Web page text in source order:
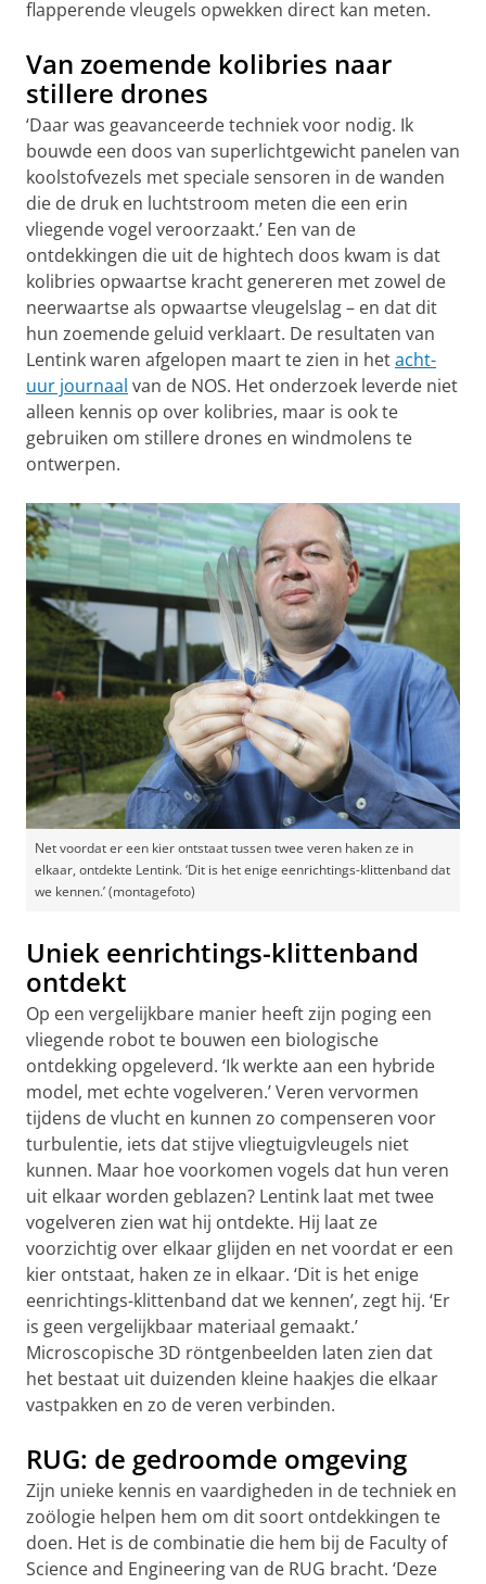
flapperende vleugels opwekken direct kan meten.
Van zoemende kolibries naar
stillere drones
‘Daar was geavanceerde techniek voor nodig. Ik
bouwde een doos van superlichtgewicht panelen van
koolstofvezels met speciale sensoren in de wanden
die de druk en luchtstroom meten die een erin
vliegende vogel veroorzaakt.’ Een van de
ontdekkingen die uit de hightech doos kwam is dat
kolibries opwaartse kracht genereren met zowel de
neerwaartse als opwaartse vleugelslag – en dat dit
hun zoemende geluid verklaart. De resultaten van
Lentink waren afgelopen maart te zien in hetacht-
uur journaal van de NOS. Het onderzoek leverde niet
alleen kennis op over kolibries, maar is ook te
gebruiken om stillere drones en windmolens te
ontwerpen.
Net voordat er een kier ontstaat tussen twee veren haken ze in
elkaar, ontdekte Lentink. ‘Dit is het enige eenrichtings-klittenband dat
we kennen.’ (montagefoto)
Uniek eenrichtings-klittenband
ontdekt
Op een vergelijkbare manier heeft zijn poging een
vliegende robot te bouwen een biologische
ontdekking opgeleverd. ‘Ik werkte aan een hybride
model, met echte vogelveren.’ Veren vervormen
tijdens de vlucht en kunnen zo compenseren voor
turbulentie, iets dat stijve vliegtuigvleugels niet
kunnen. Maar hoe voorkomen vogels dat hun veren
uit elkaar worden geblazen? Lentink laat met twee
vogelveren zien wat hij ontdekte. Hij laat ze
voorzichtig over elkaar glijden en net voordat er een
kier ontstaat, haken ze in elkaar. ‘Dit is het enige
eenrichtings-klittenband dat we kennen’, zegt hij. ‘Er
is geen vergelijkbaar materiaal gemaakt.’
Microscopische 3D röntgenbeelden laten zien dat
het bestaat uit duizenden kleine haakjes die elkaar
vastpakken en zo de veren verbinden.
RUG: de gedroomde omgeving
Zijn unieke kennis en vaardigheden in de techniek en
zoölogie helpen hem om dit soort ontdekkingen te
doen. Het is de combinatie die hem bij de Faculty of
Science and Engineering van de RUG bracht. ‘Deze